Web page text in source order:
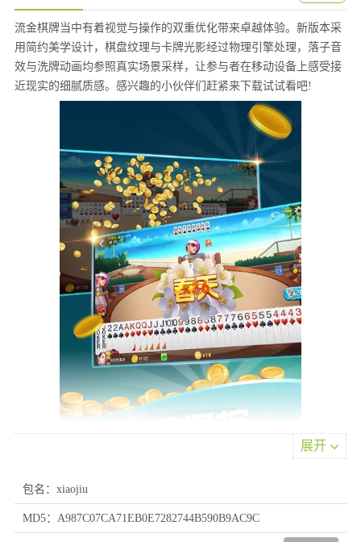
流金棋牌当中有着视觉与操作的双重优化带来卓越体验。新版本采
用简约美学设计，棋盘纹理与卡牌光影经过物理引擎处理，落子音
效与洗牌动画均参照真实场景采样，让参与者在移动设备上感受接
近现实的细腻质感。感兴趣的小伙伴们赶紧来下载试试看吧!
软件优点
展开
包名：xiaojiu
MD5：A987C07CA71EB0E7282744B590B9AC9C